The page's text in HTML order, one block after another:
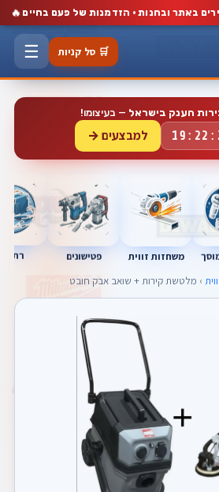
באתר ובחנות · הזדמנות של פעם בחיים 🔥
🛒 סל קניות ☰
הענק בישראל — בעיצומו!
למבצעים →
משחזות זווית פטישונים
› מלטשת קירות + שואב אבק חובט